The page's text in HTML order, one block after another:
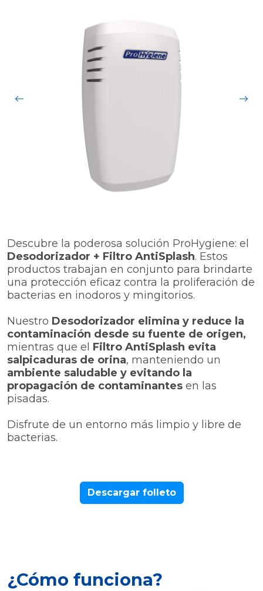
Descubre la poderosa solución ProHygiene: el
Desodorizador + Filtro AntiSplash. Estos
productos trabajan en conjunto para brindarte
una protección eficaz contra la proliferación de
bacterias en inodoros y mingitorios.
Nuestro Desodorizador elimina y reduce la
contaminación desde su fuente de origen,
mientras que el Filtro AntiSplash evita
salpicaduras de orina, manteniendo un
ambiente saludable y evitando la
propagación de contaminantes en las
pisadas.
Disfrute de un entorno más limpio y libre de
bacterias.
Descargar folleto
¿Cómo funciona?